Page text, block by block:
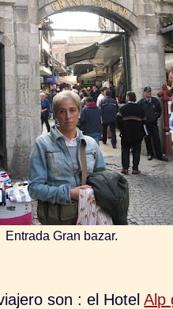
Entrada Gran bazar.
son : el HotelAlp